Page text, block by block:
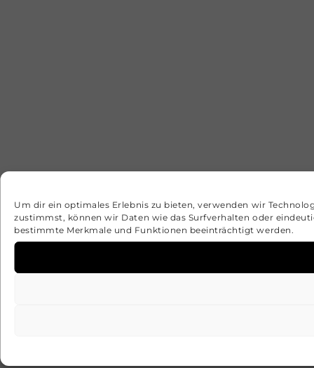
Um dir ein optimales Erlebnis zu bieten, verwenden wir
zustimmst, können wir Daten wie das Surfverhalten oder
bestimmte Merkmale und Funktionen beeinträchtigt werden.